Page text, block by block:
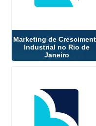
Marketing de
Industrial no Rio de
Janeiro